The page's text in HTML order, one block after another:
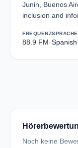
Junin, Buenos
inclusion and
FREQUENZ
88.9 FM
SPRACHE
Spanish
Noch keine